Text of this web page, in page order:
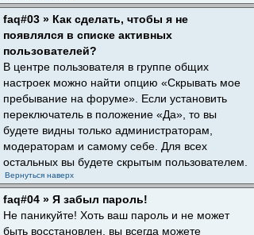
faq#03 » Как сделать, чтобы я не
появлялся в списке активных
пользователей?
В центре пользователя в группе общих
настроек можно найти опцию «Скрывать мое
пребывание на форуме». Если установить
переключатель в положение «Да», то вы
будете видны только администраторам,
модераторам и самому себе. Для всех
остальных вы будете скрытым пользователем.
Вернуться наверх
faq#04 » Я забыл пароль!
Не паникуйте! Хоть ваш пароль и не может
быть восстановлен, вы всегда можете